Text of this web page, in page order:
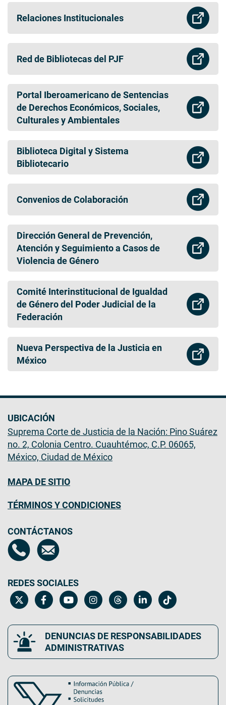
Relaciones Institucionales
Red de Bibliotecas del PJF
Portal Iberoamericano de Sentencias
de Derechos Económicos, Sociales,
Culturales y Ambientales
Biblioteca Digital y Sistema
Bibliotecario
Convenios de Colaboración
Dirección General de Prevención,
Atención y Seguimiento a Casos de
Violencia de Género
Comité Interinstitucional de Igualdad
de Género del Poder Judicial de la
Federación
Nueva Perspectiva de la Justicia en
México
UBICACIÓN
Suprema Corte de Justicia de la Nación: Pino Suárez
no. 2, Colonia Centro. Cuauhtémoc, C.P. 06065,
México, Ciudad de México
MAPA DE SITIO
TÉRMINOS Y CONDICIONES
CONTÁCTANOS
REDES SOCIALES
DENUNCIAS DE RESPONSABILIDADES
ADMINISTRATIVAS